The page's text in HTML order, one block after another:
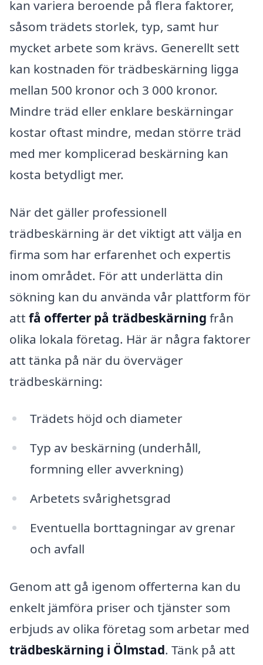
kan variera beroende på flera faktorer,
såsom trädets storlek, typ, samt hur
mycket arbete som krävs. Generellt sett
kan kostnaden för trädbeskärning ligga
mellan 500 kronor och 3 000 kronor.
Mindre träd eller enklare beskärningar
kostar oftast mindre, medan större träd
med mer komplicerad beskärning kan
kosta betydligt mer.
När det gäller professionell
trädbeskärning är det viktigt att välja en
firma som har erfarenhet och expertis
inom området. För att underlätta din
sökning kan du använda vår plattform för
att få offerter på trädbeskärning från
olika lokala företag. Här är några faktorer
att tänka på när du överväger
trädbeskärning:
Trädets höjd och diameter
Typ av beskärning (underhåll,
formning eller avverkning)
Arbetets svårighetsgrad
Eventuella borttagningar av grenar
och avfall
Genom att gå igenom offerterna kan du
enkelt jämföra priser och tjänster som
erbjuds av olika företag som arbetar med
trädbeskärning i Ölmstad. Tänk på att